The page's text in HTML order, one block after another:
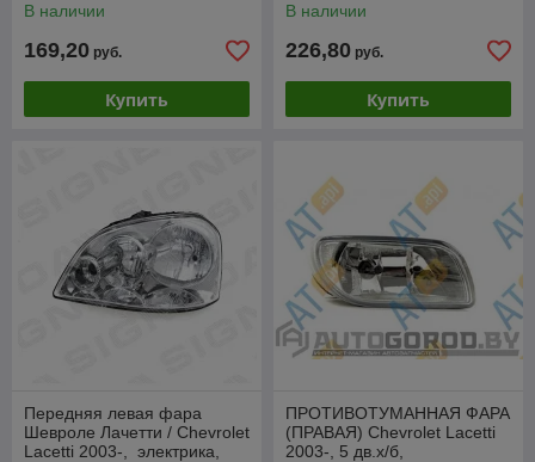
рамкой,PCV07163GA(K)
В наличии
169,20 руб.
Купить
В наличии
226,80 руб.
Купить
Передняя левая фара
Шевроле Лачетти / Chevrolet
Lacetti 2003-, электрика,
ПРОТИВОТУМАННАЯ ФАРА
(ПРАВАЯ) Chevrolet Lacetti
2003-, 5 дв.х/б,